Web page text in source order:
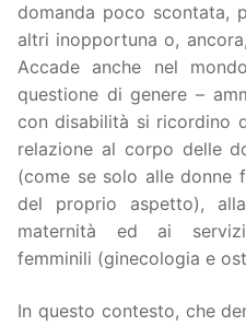
domanda poco scontata,
altri inopportuna o,
Accade anche nel
questione di genere –
con disabilità si ricordino
relazione al corpo delle
(come se solo alle donne
del proprio aspetto),
maternità ed ai
femminili (ginecologia e
In questo contesto, che